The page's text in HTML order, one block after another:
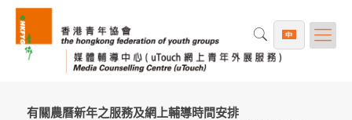
有關農曆新年之服務及網上輔導時間安排